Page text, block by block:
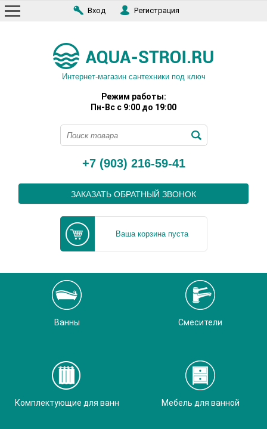
Вход Регистрация
Интернет-магазин сантехники под ключ
Режим работы:
Пн-Вс с 9:00 до 19:00
+7 (903) 216-59-41
ЗАКАЗАТЬ ОБРАТНЫЙ ЗВОНОК
Ваша корзина пуста
Ванны Смесители
Комплектующие для ванн Мебель для ванной